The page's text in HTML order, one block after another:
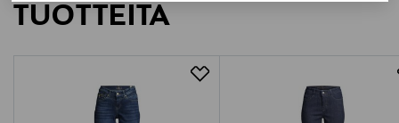
Holy-Allee 3, 72555 Metzingen, Germany
Digitaalinen osoite
TUOTTEITA